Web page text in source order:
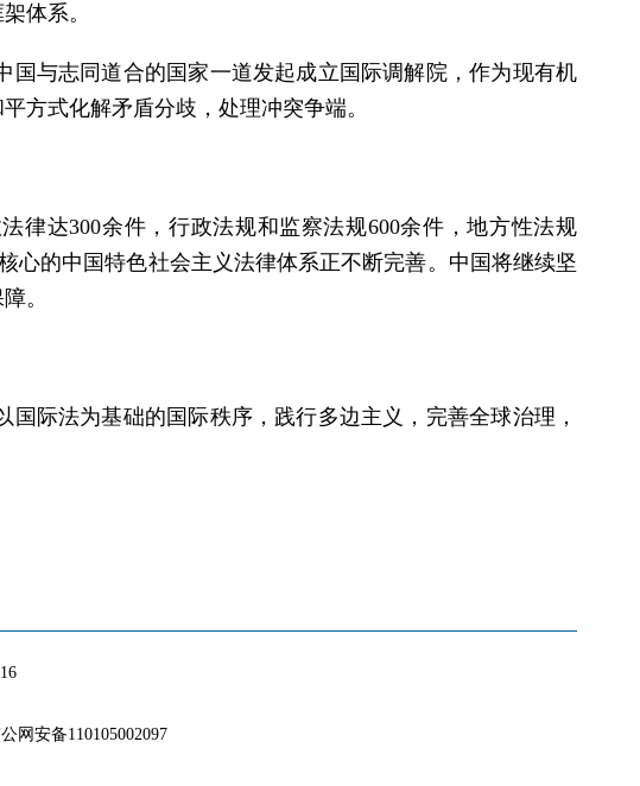
体系。
与志同道合的国家一道发起成立国际调解院，作为现有机
方式化解矛盾分歧，处理冲突争端。
律达300余件，行政法规和监察法规600余件，地方性法规
心的中国特色社会主义法律体系正不断完善。中国将继续坚
。
际法为基础的国际秩序，践行多边主义，完善全球治理，
网安备110105002097